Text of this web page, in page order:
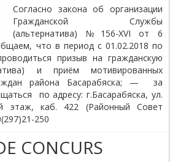
Согласно закона об организации
Гражданской Службы
(альтернатива) №156-XVI от 6
что в период с 01.02.2018 по
призыв на гражданскую
и приём мотивированных
района Басарабяска; — за
по адресу: г.Басарабяска, ул.
этаж, каб. 422 (Районный Совет
250
CONCURS